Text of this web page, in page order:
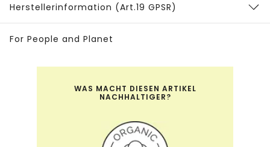
Herstellerinformation (Art.19 GPSR)
For People and Planet
WAS MACHT DIESEN ARTIKEL
NACHHALTIGER?